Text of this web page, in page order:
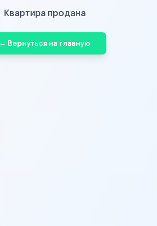
Квартира продана
← Вернуться на главную